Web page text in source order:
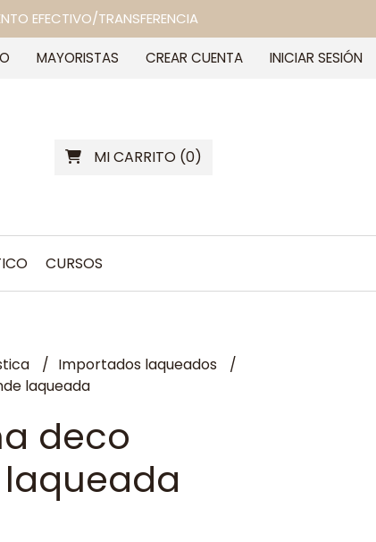
EFECTIVO/TRANSFERENCIA
MAYORISTAS CREAR CUENTA INICIAR SESIÓN
MI CARRITO(0)
CURSOS
Importados laqueados
laqueada
deco